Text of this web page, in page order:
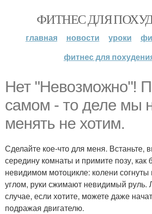
ФИТНЕС ДЛЯ
главная новости уроки
фитнес для
Нет "Невозможно"!
самом - то деле мы
менять не хотим.
Сделайте кое-что для меня. Встаньте,
середину комнаты и примите позу, как
невидимом мотоцикле: колени
углом, руки сжимают невидимый руль.
случае, если хотите, можете даже
подражая двигателю.